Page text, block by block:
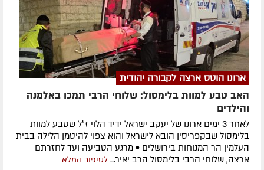
ארונו הוטס ארצה לקבורה יהודית
האב טבע למוות בלימסול: שלוחי הרבי תמכו באלמנה
והילדים
לאחר 3 ימים ארונו של יעקב ישראל ידיד הלוי ז״ל שטבע למוות
בלימסול שבקפריסין הובא לישראל והוא צפוי להיטמן הלילה בבית
העלמין הר המנוחות בירושלים • מרגע הטביעה ועד לחזרתם
ארצה, שלוחי הרבי בלימסול הרב יאיר... לסיפור המלא